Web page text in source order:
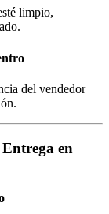
limpio,
del vendedor
en